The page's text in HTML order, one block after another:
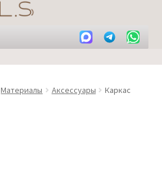
Материалы Аксессуары
Каркас